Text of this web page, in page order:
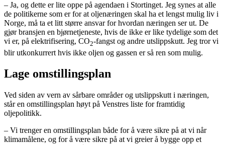
– Ja, og dette er lite oppe på agendaen i Stortinget. Jeg synes at alle
de politikerne som er for at oljenæringen skal ha et lengst mulig liv i
Norge, må ta et litt større ansvar for hvordan næringen ser ut. De
gjør bransjen en bjørnetjeneste, hvis de ikke er like tydelige som det
vi er, på elektrifisering, CO2-fangst og andre utslippskutt. Jeg tror vi
blir utkonkurrert hvis ikke oljen og gassen er så ren som mulig.
Lage omstillingsplan
Ved siden av vern av sårbare områder og utslippskutt i næringen,
står en omstillingsplan høyt på Venstres liste for framtidig
oljepolitikk.
– Vi trenger en omstillingsplan både for å være sikre på at vi når
klimamålene, og for å være sikre på at vi greier å bygge opp et